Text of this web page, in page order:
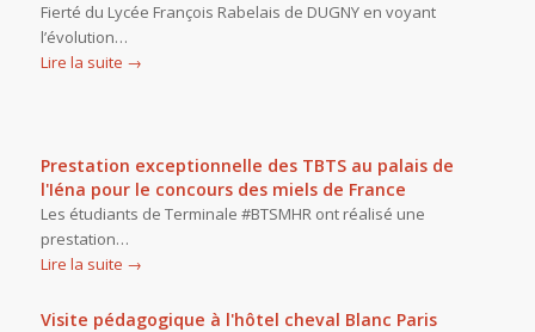
Fierté du Lycée François Rabelais de DUGNY en voyant
l’évolution…
Lire la suite →
Prestation exceptionnelle des TBTS au palais de
l'Iéna pour le concours des miels de France
Les étudiants de Terminale #BTSMHR ont réalisé une
prestation…
Lire la suite →
Visite pédagogique à l'hôtel cheval Blanc Paris